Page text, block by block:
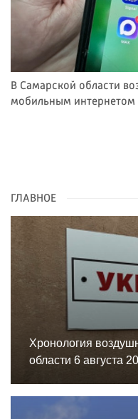
В Самарской области
мобильным интернетом
ГЛАВНОЕ
Хронология
области 6 августа